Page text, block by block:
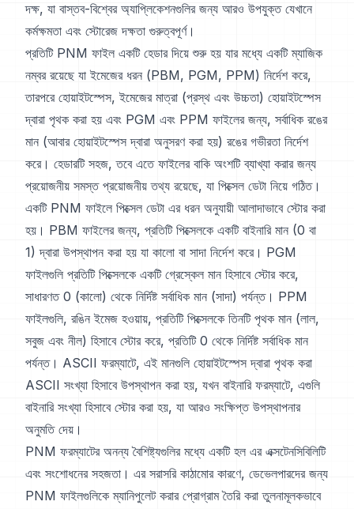
দক্ষ, যা বাস্তব-বিশ্বের অ্যাপ্লিকেশনগুলির জন্য আরও উপযুক্ত যেখানে
কর্মক্ষমতা এবং স্টোরেজ দক্ষতা গুরুত্বপূর্ণ।
প্রতিটি PNM ফাইল একটি হেডার দিয়ে শুরু হয় যার মধ্যে একটি ম্যাজিক
নম্বর রয়েছে যা ইমেজের ধরন (PBM, PGM, PPM) নির্দেশ করে,
তারপরে হোয়াইটস্পেস, ইমেজের মাত্রা (প্রস্থ এবং উচ্চতা) হোয়াইটস্পেস
দ্বারা পৃথক করা হয় এবং PGM এবং PPM ফাইলের জন্য, সর্বাধিক রঙের
মান (আবার হোয়াইটস্পেস দ্বারা অনুসরণ করা হয়) রঙের গভীরতা নির্দেশ
করে। হেডারটি সহজ, তবে এতে ফাইলের বাকি অংশটি ব্যাখ্যা করার জন্য
প্রয়োজনীয় সমস্ত প্রয়োজনীয় তথ্য রয়েছে, যা পিক্সেল ডেটা নিয়ে গঠিত।
একটি PNM ফাইলে পিক্সেল ডেটা এর ধরন অনুযায়ী আলাদাভাবে স্টোর করা
হয়। PBM ফাইলের জন্য, প্রতিটি পিক্সেলকে একটি বাইনারি মান (0 বা
1) দ্বারা উপস্থাপন করা হয় যা কালো বা সাদা নির্দেশ করে। PGM
ফাইলগুলি প্রতিটি পিক্সেলকে একটি গ্রেস্কেল মান হিসাবে স্টোর করে,
সাধারণত 0 (কালো) থেকে নির্দিষ্ট সর্বাধিক মান (সাদা) পর্যন্ত। PPM
ফাইলগুলি, রঙিন ইমেজ হওয়ায়, প্রতিটি পিক্সেলকে তিনটি পৃথক মান (লাল,
সবুজ এবং নীল) হিসাবে স্টোর করে, প্রতিটি 0 থেকে নির্দিষ্ট সর্বাধিক মান
পর্যন্ত। ASCII ফরম্যাটে, এই মানগুলি হোয়াইটস্পেস দ্বারা পৃথক করা
ASCII সংখ্যা হিসাবে উপস্থাপন করা হয়, যখন বাইনারি ফরম্যাটে, এগুলি
বাইনারি সংখ্যা হিসাবে স্টোর করা হয়, যা আরও সংক্ষিপ্ত উপস্থাপনার
অনুমতি দেয়।
PNM ফরম্যাটের অনন্য বৈশিষ্ট্যগুলির মধ্যে একটি হল এর এক্সটেনসিবিলিটি
এবং সংশোধনের সহজতা। এর সরাসরি কাঠামোর কারণে, ডেভেলপারদের জন্য
PNM ফাইলগুলিকে ম্যানিপুলেট করার প্রোগ্রাম তৈরি করা তুলনামূলকভাবে